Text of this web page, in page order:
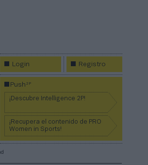
Login Registro
Push2P
¡Descubre Intelligence 2P!
¡Recupera el contenido de PRO
Women in Sports!